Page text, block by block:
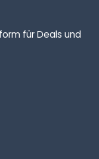
für Deals und